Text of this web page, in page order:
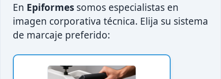
En Epiformes somos especialistas en
imagen corporativa técnica. Elija su sistema
de marcaje preferido: